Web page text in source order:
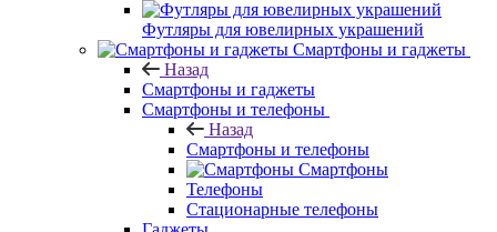
Футляры для ювелирных украшений
Смартфоны и гаджеты
Назад
Смартфоны и гаджеты
Смартфоны и телефоны
Назад
Смартфоны и телефоны
Смартфоны
Телефоны
Стационарные телефоны